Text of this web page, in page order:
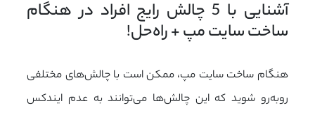
ساخت سایت مپ + راه‌حل!
هنگام ساخت سایت مپ، ممکن است با چالش‌های مختلفی
روبه‌رو شوید که این چالش‌ها می‌توانند به عدم ایندکس